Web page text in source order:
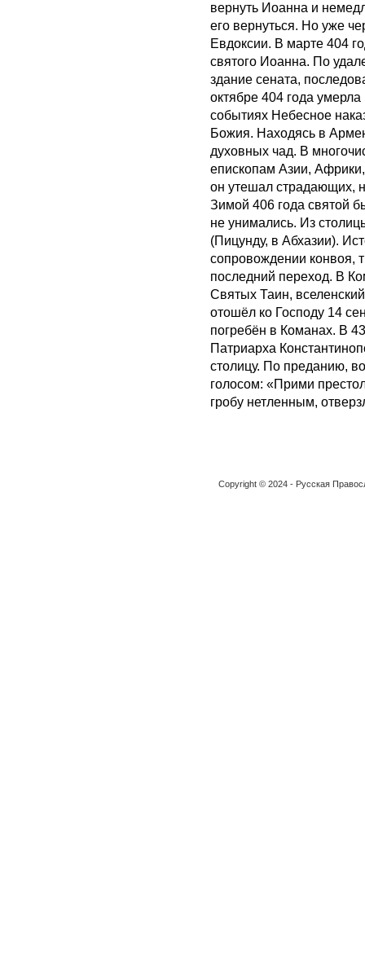
вернуть Иоанна и
его вернуться. Но уже
Евдоксии. В марте 404
святого Иоанна. По
здание сената,
октябре 404 года
событиях Небесное
Божия. Находясь в
духовных чад. В
епископам Азии,
он утешал страдающих,
Зимой 406 года святой
не унимались. Из
(Пицунду, в Абхазии).
сопровождении конвоя,
последний переход. В
Святых Таин,
отошёл ко Господу 14
погребён в Команах. В
Патриарха
столицу. По преданию,
голосом: «Прими
гробу нетленным,
Copyright © 2024 - Русская